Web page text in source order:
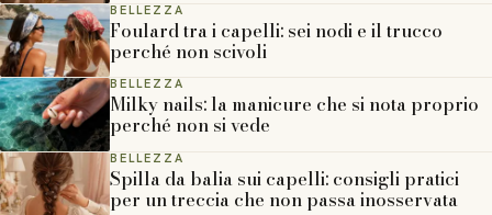
BELLEZZA
Foulard tra i capelli: sei nodi e il trucco
perché non scivoli
BELLEZZA
Milky nails: la manicure che si nota proprio
perché non si vede
BELLEZZA
Spilla da balia sui capelli: consigli pratici
per un treccia che non passa inosservata